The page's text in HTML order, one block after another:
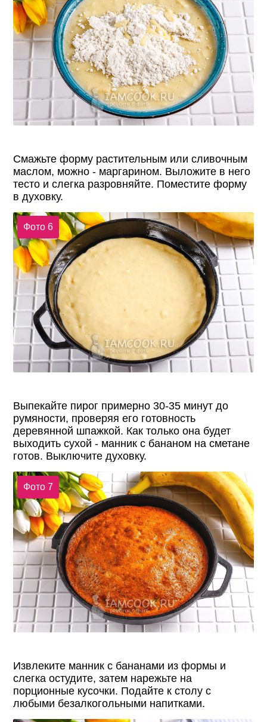
Смажьте форму растительным или сливочным
маслом, можно - маргарином. Выложите в него
тесто и слегка разровняйте. Поместите форму
в духовку.
Фото 6
Выпекайте пирог примерно 30-35 минут до
румяности, проверяя его готовность
деревянной шпажкой. Как только она будет
выходить сухой - манник с бананом на сметане
готов. Выключите духовку.
Фото 7
Извлеките манник с бананами из формы и
слегка остудите, затем нарежьте на
порционные кусочки. Подайте к столу с
любыми безалкогольными напитками.